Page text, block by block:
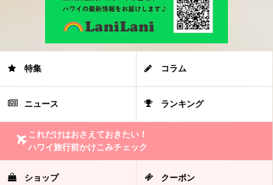
特集 コラム
ニュース ランキング
これだけはおさえておきたい！
ハワイ旅行前かけこみチェック
ショップ クーポン